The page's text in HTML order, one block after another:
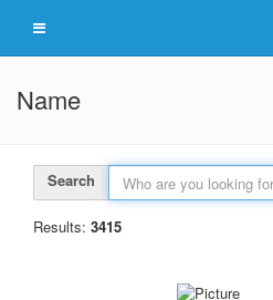
Name
Search
Results: 3415